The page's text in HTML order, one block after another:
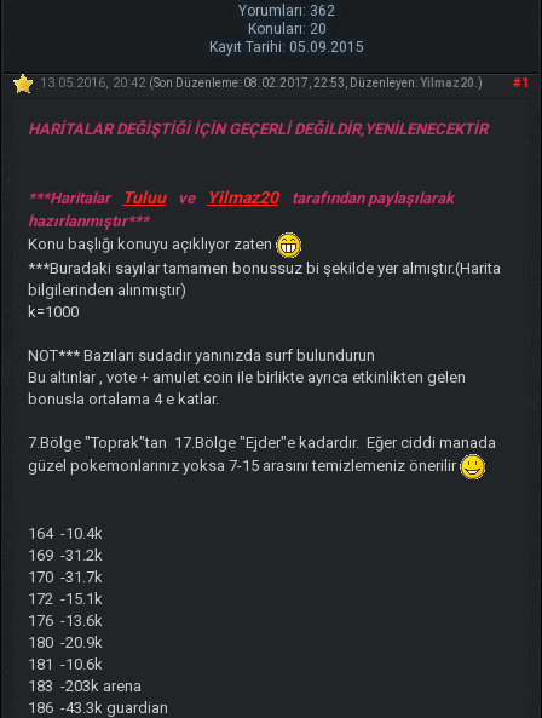
Yorumları: 362
Konuları: 20
Kayıt Tarihi: 05.09.2015
#1
13.05.2016, 20:42 (Son Düzenleme: 08.02.2017, 22:53, Düzenleyen:Yilmaz20 .)
HARİTALAR DEĞİŞTİĞİ İÇİN GEÇERLİ DEĞİLDİR,YENİLENECEKTİR
***Haritalar Tuluu ve Yilmaz20
tarafından paylaşılarak
hazırlanmıştır***
Konu başlığı konuyu açıklıyor zaten
***Buradaki sayılar tamamen bonussuz bi şekilde yer almıştır.(Harita
bilgilerinden alınmıştır)
k=1000
NOT*** Bazıları sudadır yanınızda surf bulundurun
Bu altınlar , vote + amulet coin ile birlikte ayrıca etkinlikten gelen
bonusla ortalama 4 e katlar.
7.Bölge "Toprak"tan 17.Bölge "Ejder"e kadardır. Eğer ciddi manada
güzel pokemonlarınız yoksa 7-15 arasını temizlemeniz önerilir
164 -10.4k
169 -31.2k
170 -31.7k
172 -15.1k
176 -13.6k
180 -20.9k
181 -10.6k
183 -203k arena
186 -43.3k guardian